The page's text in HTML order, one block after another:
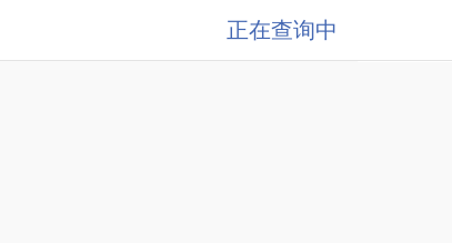
正在查询中